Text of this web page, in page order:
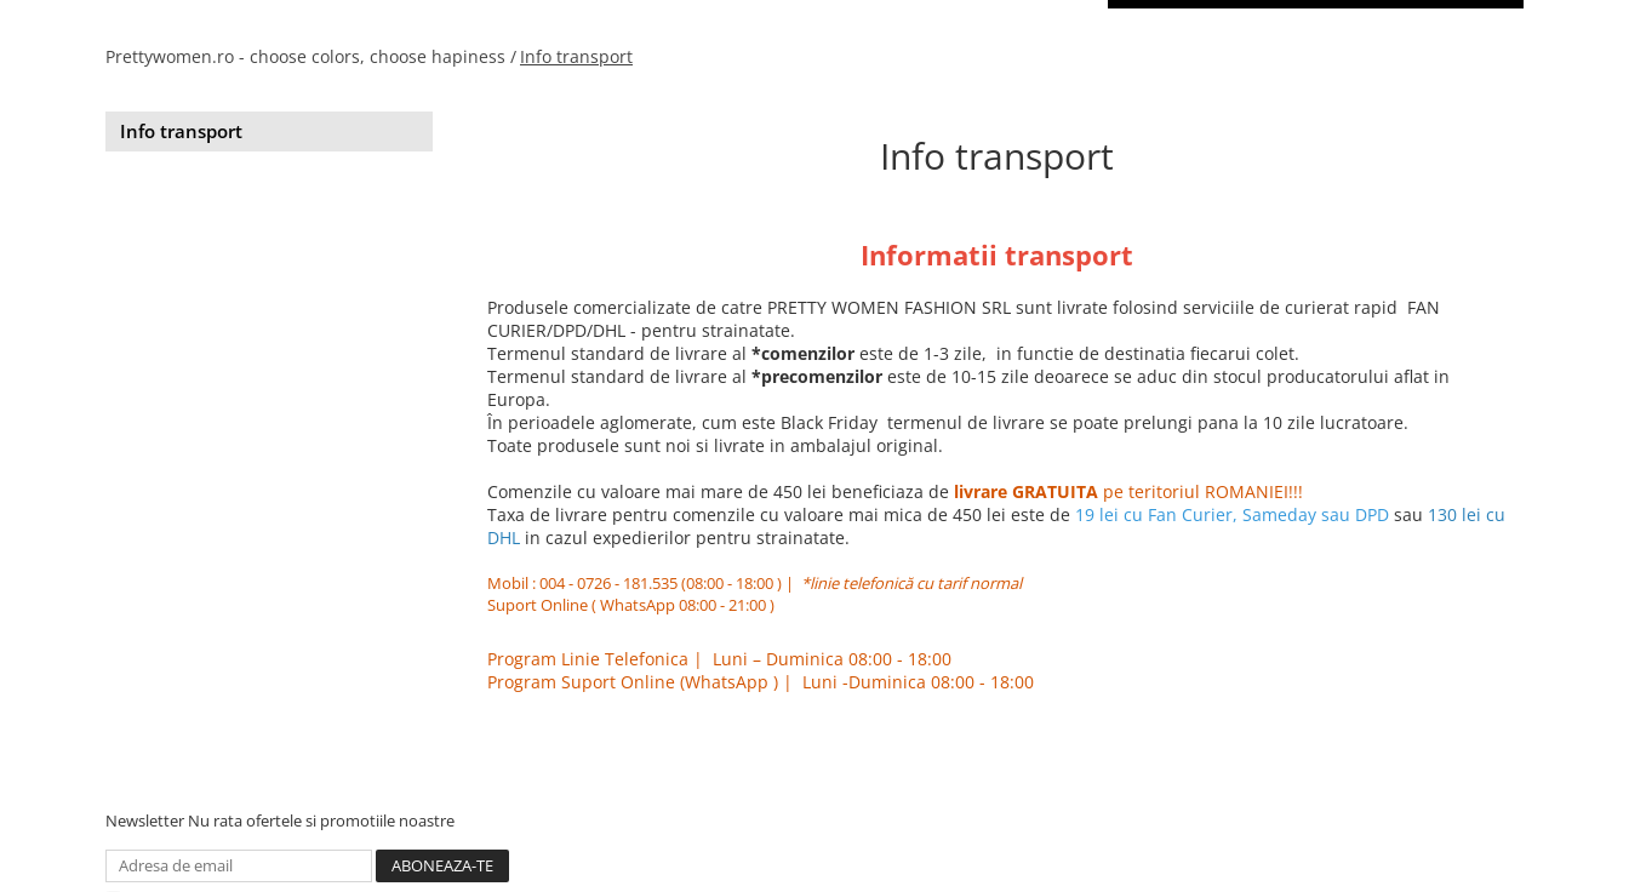
Prettywomen.ro - choose colors, choose hapiness / Info transport
Info transport
Informatii transport
Produsele comercializate de catre PRETTY WOMEN FASHION SRL sunt livrate folosind serviciile de curierat rapid FAN
CURIER/DPD/DHL - pentru strainatate.
Termenul standard de livrare al *comenzilor este de 1-3 zile, in functie de destinatia fiecarui colet.
Termenul standard de livrare al *precomenzilor este de 10-15 zile deoarece se aduc din stocul producatorului aflat in
Europa.
În perioadele aglomerate, cum este Black Friday termenul de livrare se poate prelungi pana la 10 zile lucratoare.
Toate produsele sunt noi si livrate in ambalajul original.
Comenzile cu valoare mai mare de 450 lei beneficiaza de livrare GRATUITA pe teritoriul ROMANIEI!!!
Taxa de livrare pentru comenzile cu valoare mai mica de 450 lei este de 19 lei cu Fan Curier, Sameday sau DPD sau 130 lei cu
DHL in cazul expedierilor pentru strainatate.
Mobil : 004 - 0726 - 181.535 (08:00 - 18:00 ) |
*linie telefonică cu tarif normal
Suport Online ( WhatsApp 08:00 - 21:00 )
Program Linie Telefonica | Luni – Duminica 08:00 - 18:00
Program Suport Online (WhatsApp ) | Luni -Duminica 08:00 - 18:00
Info transport
Newsletter Nu rata ofertele si promotiile noastre